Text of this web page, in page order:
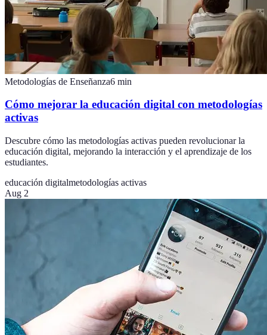
Metodologías de Enseñanza6 min
Cómo mejorar la educación digital con metodologías
activas
Descubre cómo las metodologías activas pueden revolucionar la
educación digital, mejorando la interacción y el aprendizaje de los
estudiantes.
educación digitalmetodologías activas
Aug 2